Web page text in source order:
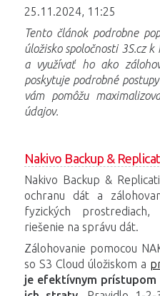
25.11.2024, 11:25
Tento článok podrobne
úložisko spoločnosti 3S.cz
a využívať ho ako
poskytuje podrobné
vám pomôžu
údajov.
Nakivo Backup &
Nakivo Backup &
ochranu dát a
fyzických
riešenie na správu dát.
Zálohovanie pomocou
so S3 Cloud úložiskom a
je efektívnym prístupom